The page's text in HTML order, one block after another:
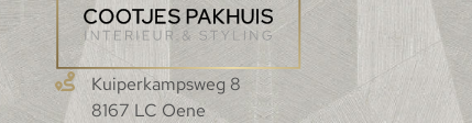
Kuiperkampsweg 8
8167 LC Oene